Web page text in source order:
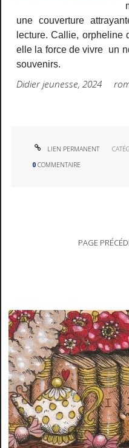
une couverture
lecture. Callie, orpheline
elle la force de vivre un
souvenirs.
Didier jeunesse, 2024
LIEN PERMANENT
0 COMMENTAIRE
PAGE